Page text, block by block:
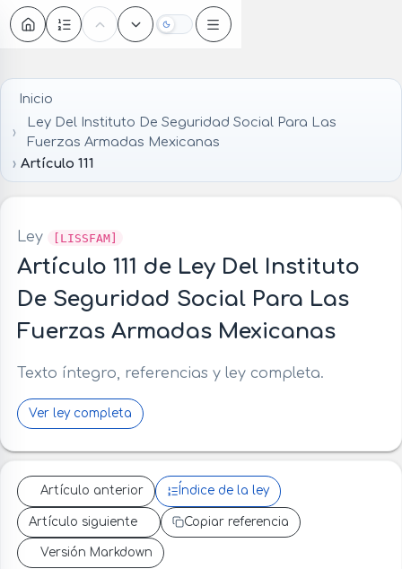
Oscuro
Inicio
Ley Del Instituto De Seguridad Social Para Las
Fuerzas Armadas Mexicanas
Artículo 111
Ley [LISSFAM]
Artículo 111 de Ley Del Instituto
De Seguridad Social Para Las
Fuerzas Armadas Mexicanas
Texto íntegro, referencias y ley completa.
Ver ley completa
Artículo anterior Índice de la ley
Artículo siguiente Copiar referencia
Versión Markdown